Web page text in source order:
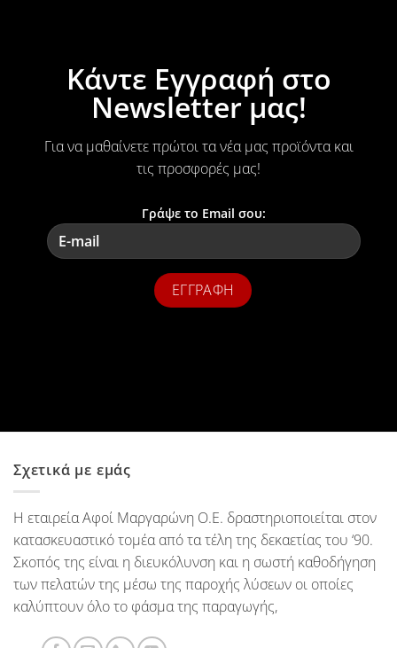
Κάντε Εγγραφή στο
Newsletter μας!
Για να μαθαίνετε πρώτοι τα νέα μας προϊόντα και
τις προσφορές μας!
Γράψε το Email σου:
Σχετικά με εμάς
Η εταιρεία Αφοί Μαργαρώνη Ο.Ε. δραστηριοποιείται στον
κατασκευαστικό τομέα από τα τέλη της δεκαετίας του ‘90.
Σκοπός της είναι η διευκόλυνση και η σωστή καθοδήγηση
των πελατών της μέσω της παροχής λύσεων οι οποίες
καλύπτουν όλο το φάσμα της παραγωγής,